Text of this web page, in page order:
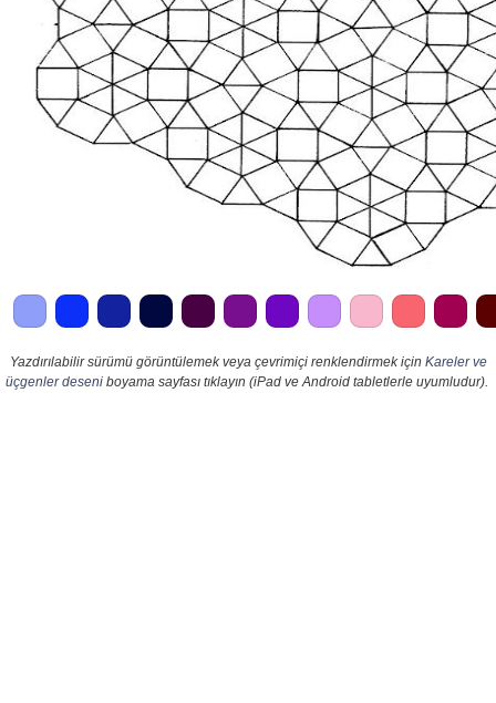
Yazdırılabilir sürümü görüntülemek veya çevrimiçi renklendirmek için Kareler ve
üçgenler deseniboyama sayfası tıklayın (iPad ve Android tabletlerle uyumludur).